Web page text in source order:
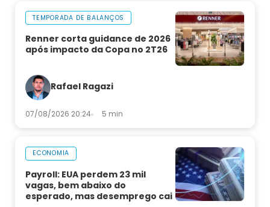
TEMPORADA DE BALANÇOS
Renner corta guidance de 2026
após impacto da Copa no 2T26
Rafael Ragazi
07/08/2026 20:24 5 min
ECONOMIA
Payroll: EUA perdem 23 mil
vagas, bem abaixo do
esperado, mas desemprego cai